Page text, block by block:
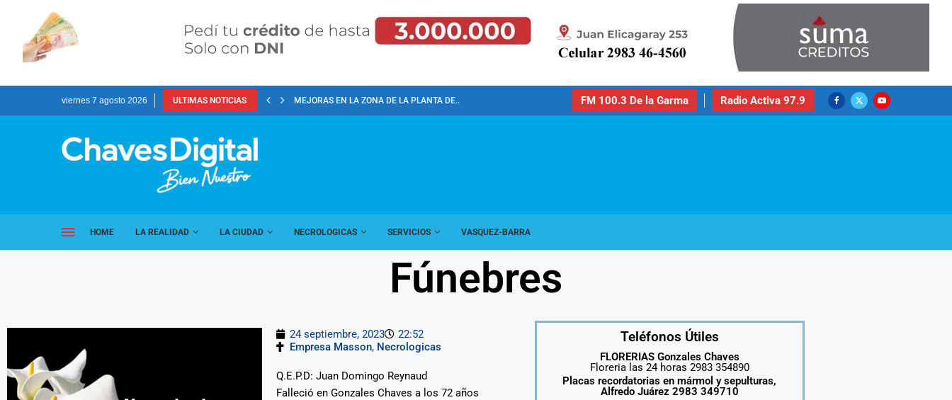
viernes 7 agosto 2026 ULTIMAS NOTICIAS MEJORAS EN LA ZONA DE LA PLANTA DE... FM 100.3 De la Garma Radio Activa 97.9
HOME LA REALIDAD LA CIUDAD NECROLOGICAS SERVICIOS VASQUEZ-BARRA
Fúnebres
24 septiembre, 2023
22:52
Empresa Masson, Necrologicas
Q.E.P.D: Juan Domingo Reynaud
Falleció en Gonzales Chaves a los 72 años
Teléfonos Útiles
FLORERIAS Gonzales Chaves
Floreria las 24 horas 2983 354890
Placas recordatorias en mármol y sepulturas,
Alfredo Juárez 2983 349710